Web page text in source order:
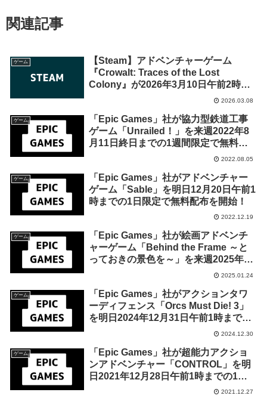
関連記事
ゲーム
【Steam】アドベンチャーゲーム
『Crowalt: Traces of the Lost
Colony』が2026年3月10日午前2時ま
での期間限定で無料配布を開始！2026.03.08
ゲーム
「Epic Games」社が協力型鉄道工事
ゲーム「Unrailed！」を来週2022年8
月11日終日までの1週間限定で無料配
2022.08.05
ゲーム
「Epic Games」社がアドベンチャー
ゲーム「Sable」を明日12月20日午前1
時までの1日限定で無料配布を開始！
2022.12.19
ゲーム
「Epic Games」社が絵画アドベンチ
ャーゲーム「Behind the Frame ～と
っておきの景色を～」を来週2025年1
月31日午前1時までの期間限定で無料
2025.01.24
ゲーム
「Epic Games」社がアクションタワ
ーディフェンス「Orcs Must Die! 3」
を明日2024年12月31日午前1時までの
2024.12.30
ゲーム
「Epic Games」社が超能力アクショ
ンアドベンチャー「CONTROL」を明
日2021年12月28日午前1時までの1日
2021.12.27